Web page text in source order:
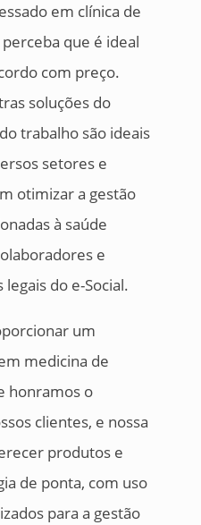
em clínica de
que é ideal
com preço.
soluções do
trabalho são ideais
setores e
otimizar a gestão
à saúde
e
do e-Social.
um
medicina de
honramos o
clientes, e nossa
produtos e
de ponta, com uso
para a gestão